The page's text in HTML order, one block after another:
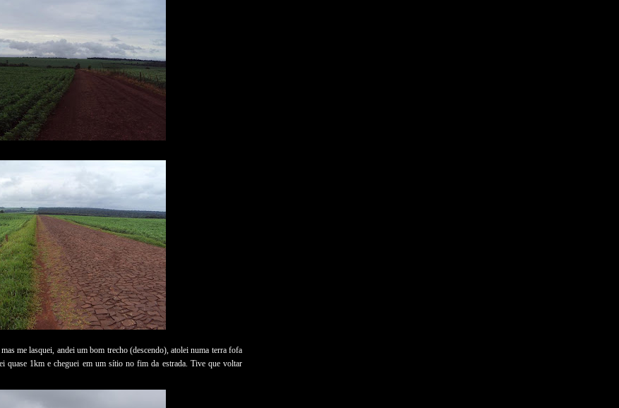
me lasquei, andei um bom trecho (descendo), atolei numa terra fofa
quase 1km e cheguei em um sítio no fim da estrada. Tive que voltar